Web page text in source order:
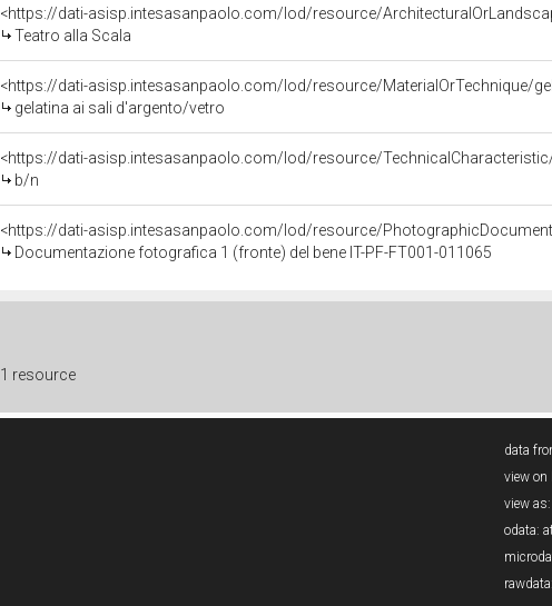
<https://dati-asisp.intesasanpaolo.com/lod/resource/
Teatro alla Scala
<https://dati-asisp.intesasanpaolo.com/lod/resource/MaterialOrTechnique/
gelatina ai sali d'argento/vetro
<https://dati-asisp.intesasanpaolo.com/lod/resource/
b/n
<https://dati-asisp.intesasanpaolo.com/lod/resource/
Documentazione fotografica 1 (fronte) del bene IT-PF-FT001-011065
1 resource
data
view on
view as:
odata:
rawdata: